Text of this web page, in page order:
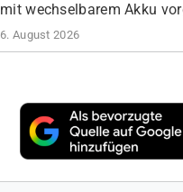
mit wechselbarem Akku
6. August 2026